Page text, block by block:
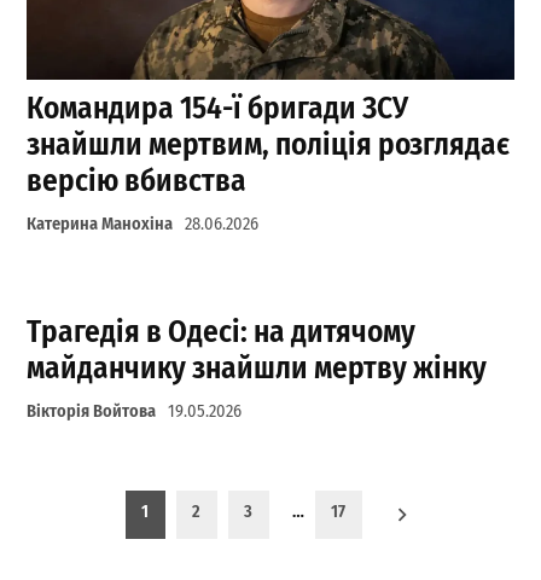
Командира 154-ї бригади ЗСУ
знайшли мертвим, поліція розглядає
версію вбивства
Катерина Манохіна 28.06.2026
Трагедія в Одесі: на дитячому
майданчику знайшли мертву жінку
Вікторія Войтова 19.05.2026
Пагинация записей
1 2 3 … 17